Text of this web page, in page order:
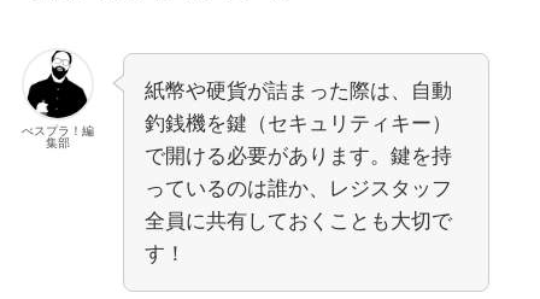
べスプラ！編
集部
紙幣や硬貨が詰まった際は、自動
釣銭機を鍵（セキュリティキー）
で開ける必要があります。鍵を持
っているのは誰か、レジスタッフ
全員に共有しておくことも大切で
す！